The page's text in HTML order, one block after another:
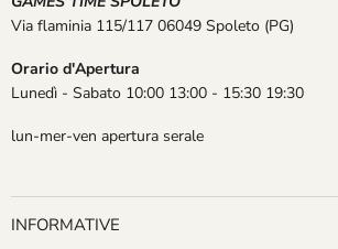
Via flaminia 115/117 06049 Spoleto (PG)
Orario d'Apertura
Lunedì - Sabato 10:00 13:00 - 15:30 19:30
lun-mer-ven apertura serale
INFORMATIVE